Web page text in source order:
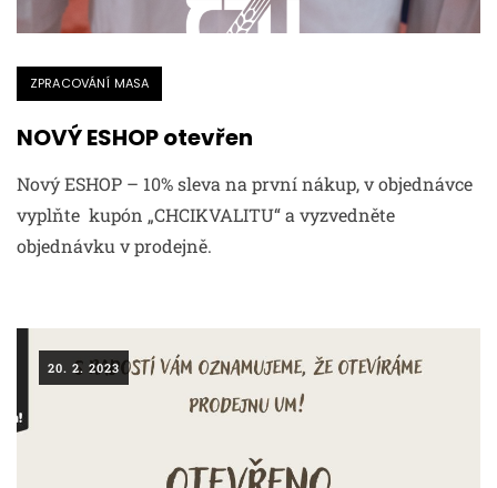
ZPRACOVÁNÍ MASA
NOVÝ ESHOP otevřen
Nový ESHOP – 10% sleva na první nákup, v objednávce
vyplňte kupón „CHCIKVALITU“ a vyzvedněte
objednávku v prodejně.
20. 2. 2023